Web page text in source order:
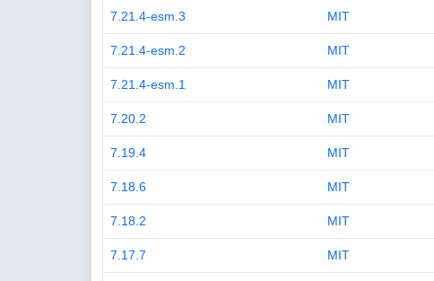
7.21.4-esm.3 MIT
7.21.4-esm.2 MIT
7.21.4-esm.1 MIT
7.20.2 MIT
7.19.4 MIT
7.18.6 MIT
7.18.2 MIT
7.17.7 MIT